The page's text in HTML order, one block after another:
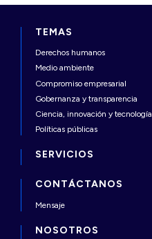
TEMAS
Derechos humanos
Medio ambiente
Compromiso empresarial
Gobernanza y transparencia
Ciencia, innovación y tecnología
Políticas públicas
SERVICIOS
CONTÁCTANOS
Mensaje
NOSOTROS